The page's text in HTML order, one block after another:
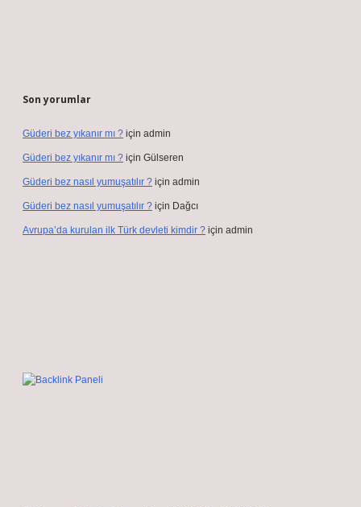
Son yorumlar
Güderi bez yıkanır mı ? için admin
Güderi bez yıkanır mı ? için Gülseren
Güderi bez nasıl yumuşatılır ? için admin
Güderi bez nasıl yumuşatılır ? için Dağcı
Avrupa’da kurulan ilk Türk devleti kimdir ? için admin